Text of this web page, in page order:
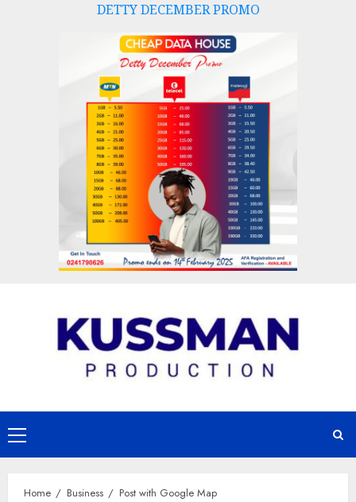
DETTY DECEMBER PROMO
Primary
Menu
Home Business Post with Google Map